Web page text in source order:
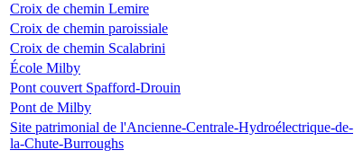
Croix de chemin Lemire
Croix de chemin paroissiale
Croix de chemin Scalabrini
École Milby
Pont couvert Spafford-Drouin
Pont de Milby
Site patrimonial de l'Ancienne-Centrale-Hydroélectrique-de-
la-Chute-Burroughs